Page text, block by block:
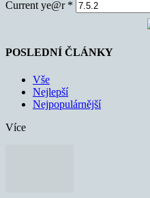
Current ye@r *
POSLEDNÍ ČLÁNKY
Vše
Nejlepší
Nejpopulárnější
Více